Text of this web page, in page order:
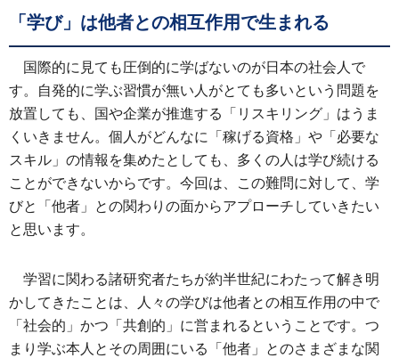
「学び」は他者との相互作用で生まれる
国際的に見ても圧倒的に学ばないのが日本の社会人で
す。自発的に学ぶ習慣が無い人がとても多いという問題を
放置しても、国や企業が推進する「リスキリング」はうま
くいきません。個人がどんなに「稼げる資格」や「必要な
スキル」の情報を集めたとしても、多くの人は学び続ける
ことができないからです。今回は、この難問に対して、学
びと「他者」との関わりの面からアプローチしていきたい
と思います。
学習に関わる諸研究者たちが約半世紀にわたって解き明
かしてきたことは、人々の学びは他者との相互作用の中で
「社会的」かつ「共創的」に営まれるということです。つ
まり学ぶ本人とその周囲にいる「他者」とのさまざまな関